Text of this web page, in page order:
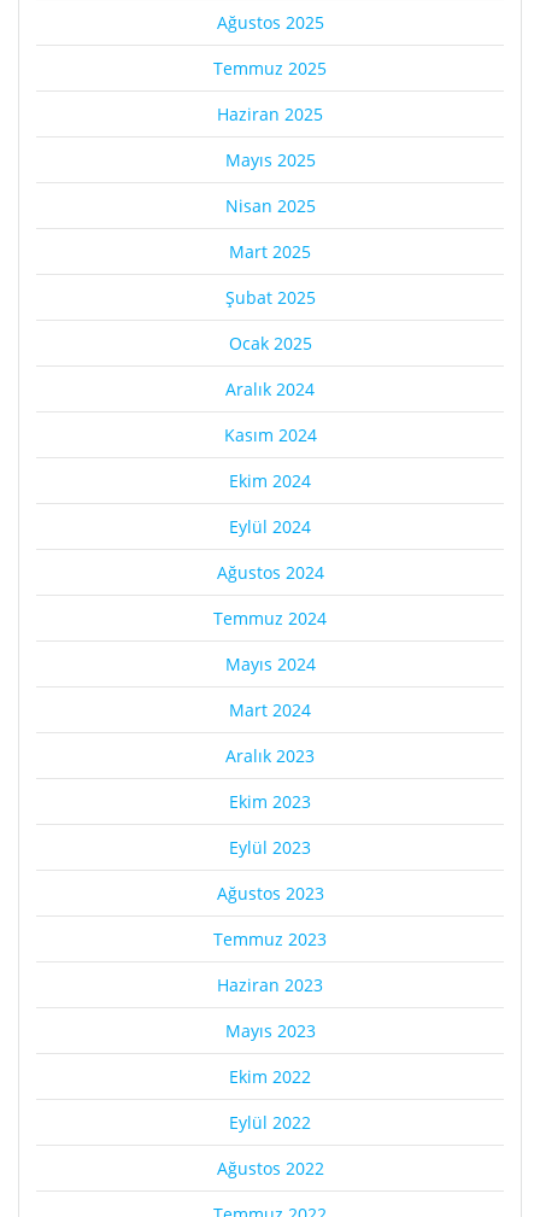
Ağustos 2025
Temmuz 2025
Haziran 2025
Mayıs 2025
Nisan 2025
Mart 2025
Şubat 2025
Ocak 2025
Aralık 2024
Kasım 2024
Ekim 2024
Eylül 2024
Ağustos 2024
Temmuz 2024
Mayıs 2024
Mart 2024
Aralık 2023
Ekim 2023
Eylül 2023
Ağustos 2023
Temmuz 2023
Haziran 2023
Mayıs 2023
Ekim 2022
Eylül 2022
Ağustos 2022